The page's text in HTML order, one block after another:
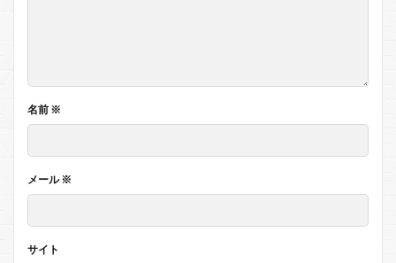
名前 ※
メール※
サイト